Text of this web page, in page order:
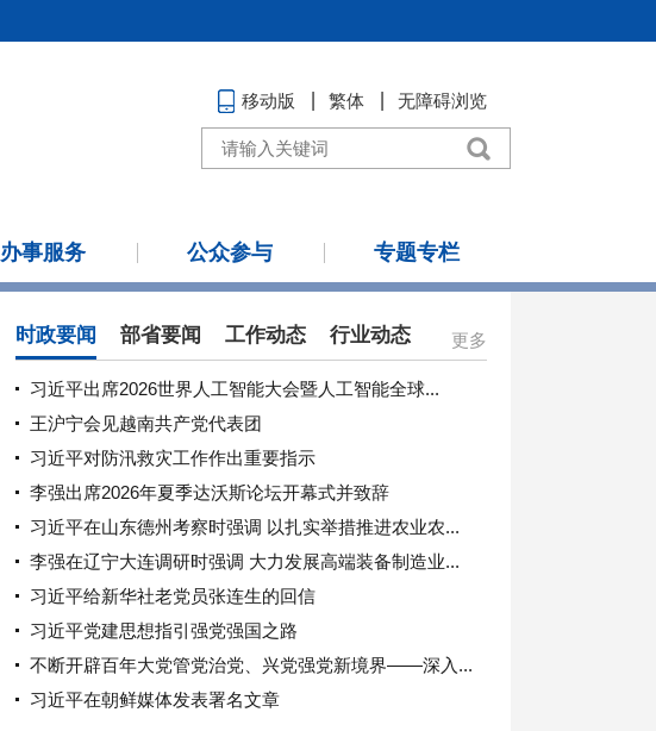
移动版 繁体 无障碍浏览
办事服务 公众参与 专题专栏
时政要闻 部省要闻 工作动态 行业动态 更多
习近平出席2026世界人工智能大会暨人工智能全球...
王沪宁会见越南共产党代表团
习近平对防汛救灾工作作出重要指示
李强出席2026年夏季达沃斯论坛开幕式并致辞
习近平在山东德州考察时强调 以扎实举措推进农业农...
李强在辽宁大连调研时强调 大力发展高端装备制造业...
习近平给新华社老党员张连生的回信
习近平党建思想指引强党强国之路
不断开辟百年大党管党治党、兴党强党新境界——深入...
习近平在朝鲜媒体发表署名文章